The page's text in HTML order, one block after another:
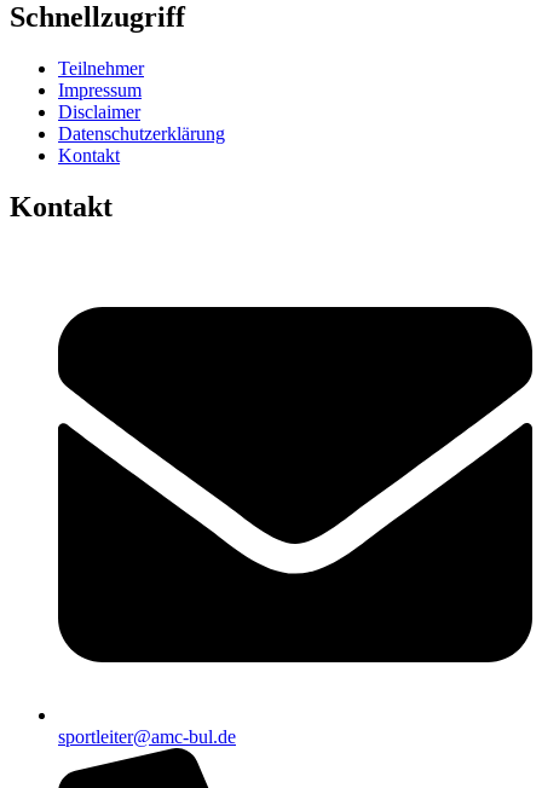
Schnellzugriff
Teilnehmer
Impressum
Disclaimer
Datenschutzerklärung
Kontakt
Kontakt
sportleiter@amc-bul.de